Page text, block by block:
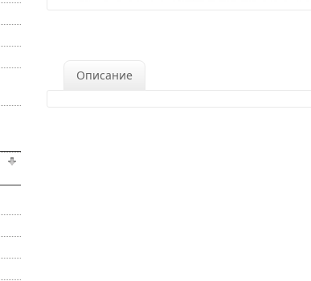
Описание